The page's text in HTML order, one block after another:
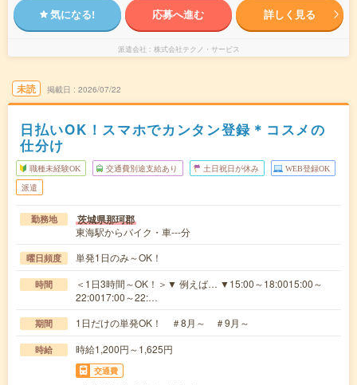
気になる! 応募へ進む 詳しく見る
派遣会社 株式会社テクノ・サービス
未読 掲載日 2026/07/22
日払いOK！スマホでカンタン登録＊コスメの
仕分け
職種未経験OK 交通費別途支給あり 土日祝日が休み WEB登録OK
派遣
勤務地 茨城県那珂郡
東海駅からバイク・車---分
曜日頻度 単発1日のみ～OK！
時間
＜1日3時間～OK！＞▼ 例えば… ▼15:00～18:0015:00～
22:0017:00～22:…
期間 1日だけの単発OK！ ＃8月～ ＃9月～
時給 時給1,200円～1,625円
交通費